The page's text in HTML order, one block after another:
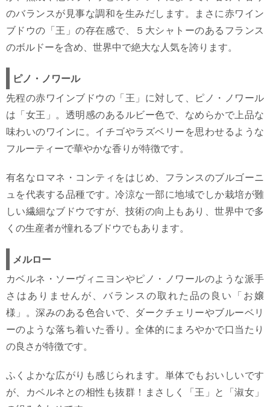
のバランスが見事な調和を生みだします。まさに赤ワイン
ブドウの「王」の存在感で、５大シャトーのあるフランス
のボルドーを含め、世界中で絶大な人気を誇ります。
ピノ・ノワール
先程の赤ワインブドウの「王」に対して、ピノ・ノワール
は「女王」。透明感のあるルビー色で、なめらかで上品な
味わいのワインに。イチゴやラズベリーを思わせるような
フルーティーで華やかな香りが特徴です。
有名なロマネ・コンティをはじめ、フランスのブルゴーニ
ュを代表する品種です。冷涼な一部に地域でしか栽培が難
しい繊細なブドウですが、技術の向上もあり、世界中で多
くの生産者が憧れるブドウでもあります。
メルロー
カベルネ・ソーヴィニヨンやピノ・ノワールのような派手
さはありませんが、バランスの取れた品の良い「お嬢
様」。深みのある色合いで、ダークチェリーやブルーベリ
ーのような落ち着いた香り。全体的にまろやかで口当たり
の良さが特徴です。
ふくよかな広がりも感じられます。単体でもおいしいです
が、カベルネとの相性も抜群！まさしく「王」と「淑女」